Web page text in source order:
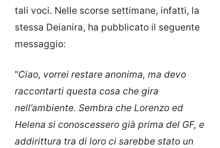
tali voci. Nelle scorse settimane, infatti, la
stessa Deianira, ha pubblicato il seguente
messaggio:
“Ciao, vorrei restare anonima, ma devo
raccontarti questa cosa che gira
nell’ambiente. Sembra che Lorenzo ed
Helena si conoscessero già prima del GF, e
addirittura tra di loro ci sarebbe stato un